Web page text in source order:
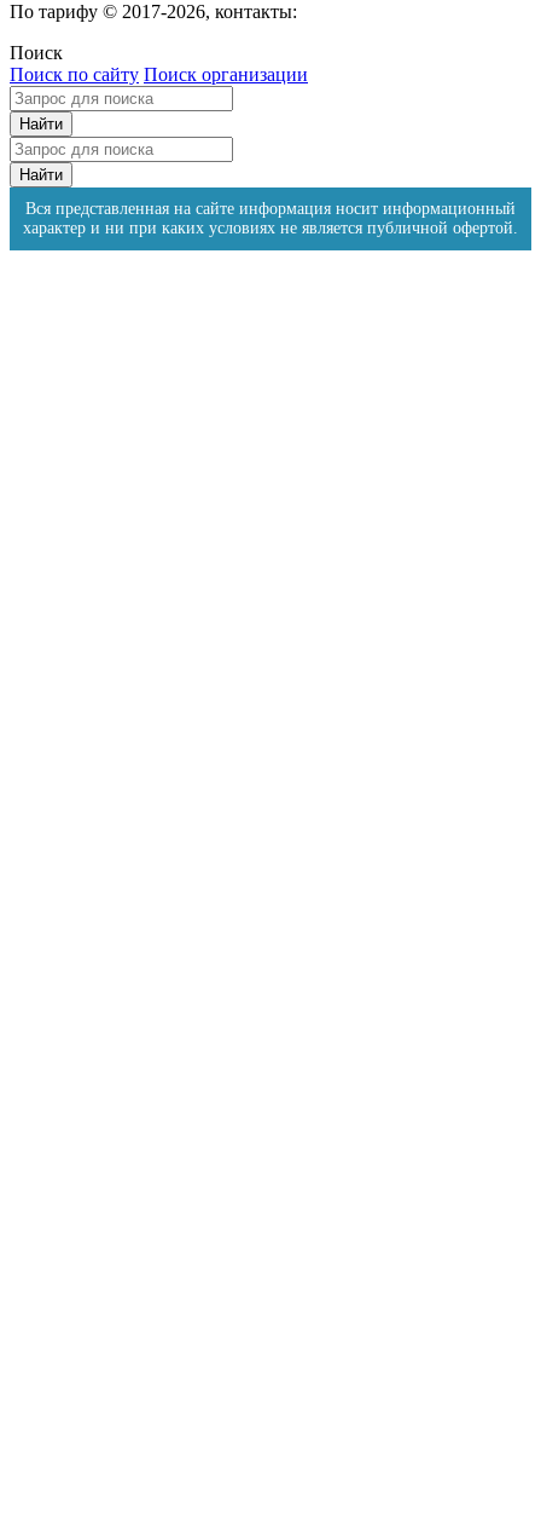
По тарифу © 2017-2026, контакты:
Поиск
Поиск по сайту Поиск организации
Вся представленная на сайте информация носит информационный
характер и ни при каких условиях не является публичной офертой.